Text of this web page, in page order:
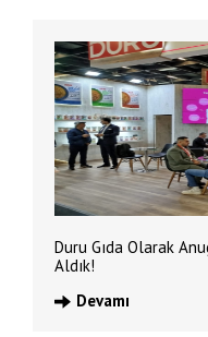
Duru Gıda Olarak
Aldık!
Devamı